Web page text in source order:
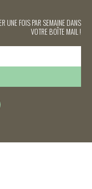
UNE FOIS PAR SEMAINE DANS
VOTRE BOÎTE MAIL !